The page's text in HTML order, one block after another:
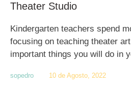
Theater Studio
Kindergarten teachers spend
focusing on teaching theater
important things you will do in
sopedro 10 de Agosto, 2022